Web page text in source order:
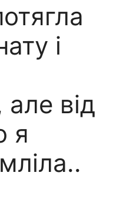
і
від
я